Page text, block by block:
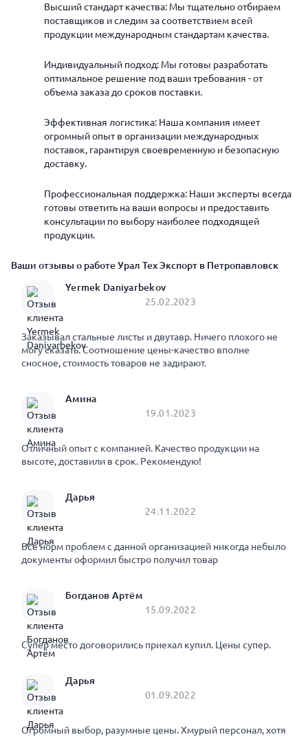
Высший стандарт качества: Мы тщательно отбираем
поставщиков и следим за соответствием всей
продукции международным стандартам качества.
Индивидуальный подход: Мы готовы разработать
оптимальное решение под ваши требования - от
объема заказа до сроков поставки.
Эффективная логистика: Наша компания имеет
огромный опыт в организации международных
поставок, гарантируя своевременную и безопасную
доставку.
Профессиональная поддержка: Наши эксперты всегда
готовы ответить на ваши вопросы и предоставить
консультации по выбору наиболее подходящей
продукции.
Ваши отзывы о работе Урал Тех Экспорт в Петропавловск
Yermek Daniyarbekov
25.02.2023
Заказывал стальные листы и двутавр. Ничего плохого не
могу сказать. Соотношение цены-качество вполне
сносное, стоимость товаров не задирают.
Амина
19.01.2023
Отличный опыт с компанией. Качество продукции на
высоте, доставили в срок. Рекомендую!
Дарья
24.11.2022
Все норм проблем с данной организацией никогда небыло
документы оформил быстро получил товар
Богданов Артём
15.09.2022
Супер место договорились приехал купил. Цены супер.
Дарья
01.09.2022
Огромный выбор, разумные цены. Хмурый персонал, хотя